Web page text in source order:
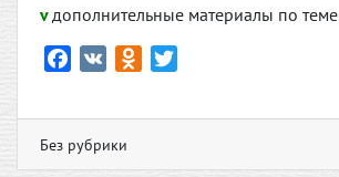
v дополнительные материалы по
e
b
k
t
Без рубрики